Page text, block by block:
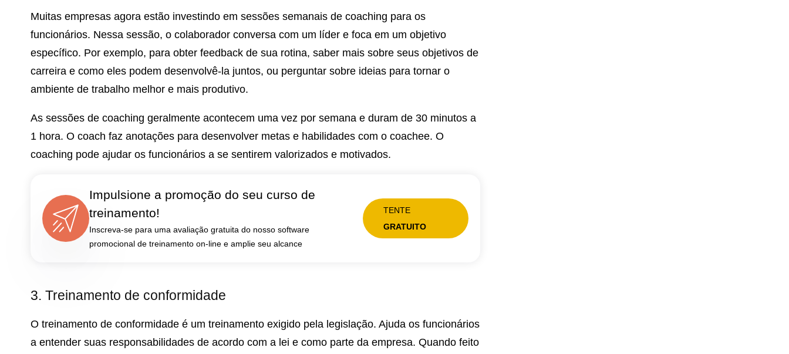
Muitas empresas agora estão investindo em sessões semanais de coaching para os
funcionários. Nessa sessão, o colaborador conversa com um líder e foca em um objetivo
específico. Por exemplo, para obter feedback de sua rotina, saber mais sobre seus objetivos de
carreira e como eles podem desenvolvê-la juntos, ou perguntar sobre ideias para tornar o
ambiente de trabalho melhor e mais produtivo.
As sessões de coaching geralmente acontecem uma vez por semana e duram de 30 minutos a
1 hora. O coach faz anotações para desenvolver metas e habilidades com o coachee. O
coaching pode ajudar os funcionários a se sentirem valorizados e motivados.
Impulsione a promoção do seu curso de
treinamento!
Inscreva-se para uma avaliação gratuita do nosso software
promocional de treinamento on-line e amplie seu alcance
TENTE
GRATUITO
3. Treinamento de conformidade
O treinamento de conformidade é um treinamento exigido pela legislação. Ajuda os funcionários
a entender suas responsabilidades de acordo com a lei e como parte da empresa. Quando feito